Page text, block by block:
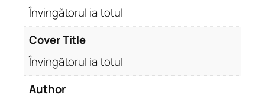
t
Învingătorul ia totul
Cover Title
Învingătorul ia totul
Author